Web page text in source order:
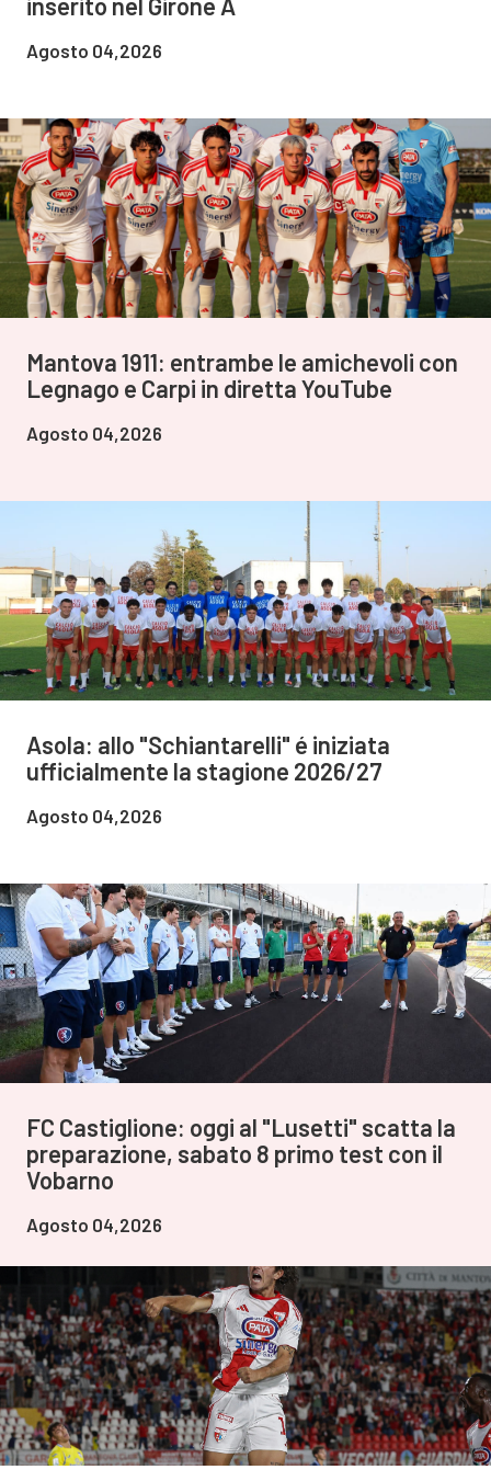
inserito nel Girone A
Agosto 04,2026
Mantova 1911: entrambe le amichevoli con
Legnago e Carpi in diretta YouTube
Agosto 04,2026
Asola: allo "Schiantarelli" é iniziata
ufficialmente la stagione 2026/27
Agosto 04,2026
FC Castiglione: oggi al "Lusetti" scatta la
preparazione, sabato 8 primo test con il
Vobarno
Agosto 04,2026